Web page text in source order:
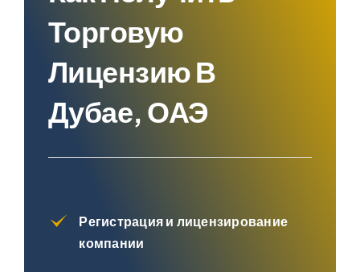
Торговую
Лицензию В
Дубае, ОАЭ
Регистрация и лицензирование
компании